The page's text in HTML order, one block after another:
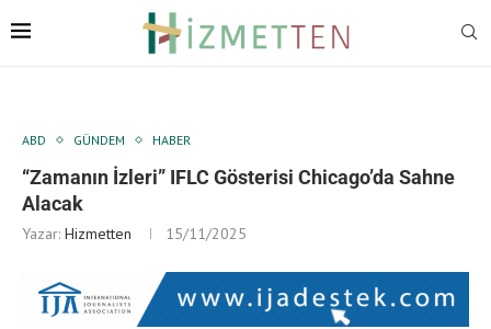
ABD GÜNDEM HABER
“Zamanın İzleri” IFLC Gösterisi Chicago’da Sahne
Alacak
Yazar: Hizmetten 15/11/2025